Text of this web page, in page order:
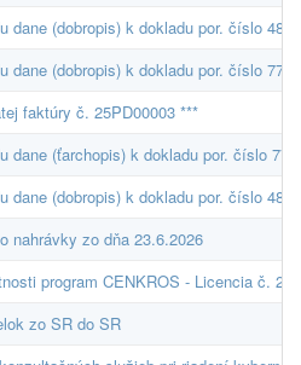
dane (dobropis) k dokladu por. číslo
dane (dobropis) k dokladu por. číslo
faktúry č. 25PD00003 ***
dane (ťarchopis) k dokladu por. číslo
dane (dobropis) k dokladu por. číslo
nahrávky zo dňa 23.6.2026
program CENKROS - Licencia č. 2
zo SR do SR